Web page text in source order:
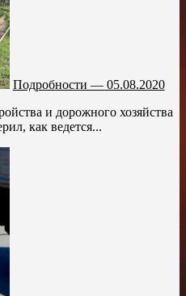
Подробности — 05.08.2020
и дорожного хозяйства
как ведется...